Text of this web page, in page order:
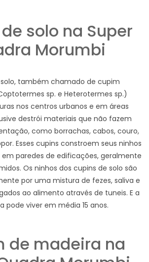
solo na Super
Morumbi
também chamado de cupim
sp. e Heterotermes sp.)
nos centros urbanos e em áreas
destrói materiais que não fazem
como borrachas, cabos, couro,
Esses cupins constroem seus ninhos
paredes de edificações, geralmente
Os ninhos dos cupins de solo são
por uma mistura de fezes, saliva e
ao alimento através de tuneis. E a
pode viver em média 15 anos.
de madeira na